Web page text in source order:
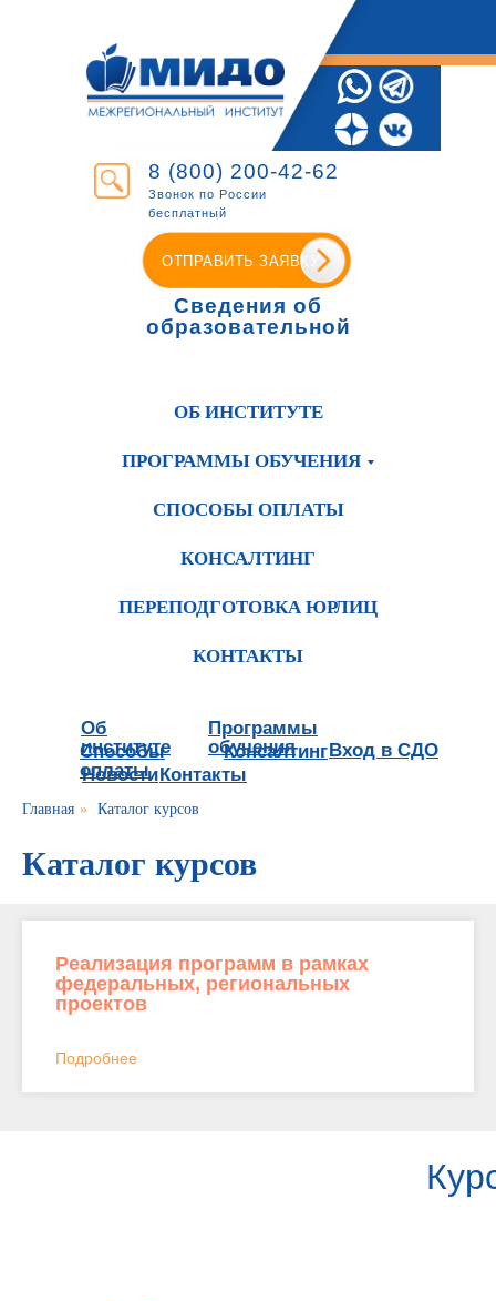
8 (800) 200-42-62
Звонок по России
бесплатный
ОТПРАВИТЬ ЗАЯВКУ
Сведения об
образовательной
ОБ ИНСТИТУТЕ
ПРОГРАММЫ ОБУЧЕНИЯ
СПОСОБЫ ОПЛАТЫ
КОНСАЛТИНГ
ПЕРЕПОДГОТОВКА ЮРЛИЦ
КОНТАКТЫ
Об
институте
Программы
обучения
Способы
оплаты
Консалтинг
Новости
Вход в СДО
Контакты
Главная » Каталог курсов
Каталог курсов
Реализация программ в рамках
федеральных, региональных
проектов
Подробнее